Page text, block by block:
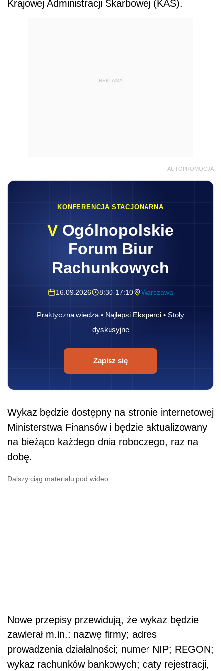
Krajowej Administracji Skarbowej (KAS).
REKLAMA
AUTOPROMOCJA
KONFERENCJA STACJONARNA
V Ogólnopolskie
Forum Biur
Rachunkowych
16.09.2026 8:30-17:10 Warszawa
Praktyczna wiedza • Najlepsi Eksperci • Stoły
dyskusyjne
Zapisz się
Wykaz będzie dostępny na stronie internetowej
Ministerstwa Finansów i będzie aktualizowany
na bieżąco każdego dnia roboczego, raz na
dobę.
Dalszy ciąg materiału pod wideo
Nowe przepisy przewidują, że wykaz będzie
zawierał m.in.: nazwę firmy; adres
prowadzenia działalności; numer NIP; REGON;
wykaz rachunków bankowych; daty rejestracji,